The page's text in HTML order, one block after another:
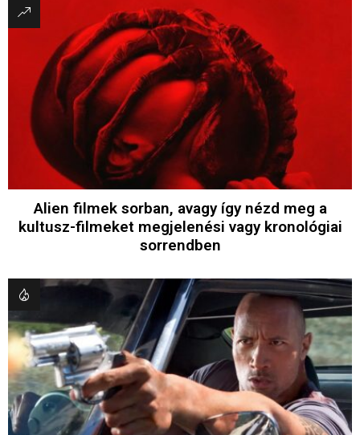
Alien filmek sorban, avagy így nézd meg a
kultusz-filmeket megjelenési vagy kronológiai
sorrendben